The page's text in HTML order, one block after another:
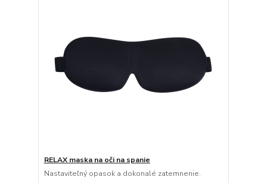
RELAX maska ​​na oči na spanie
Nastaviteľný opasok a dokonalé zatemnenie.